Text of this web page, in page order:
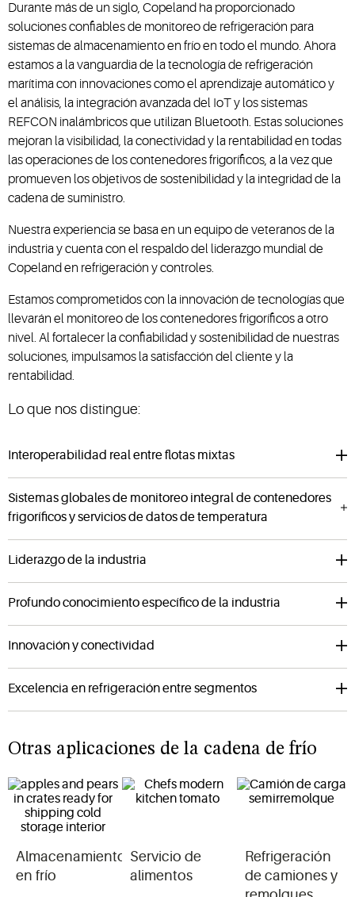
Durante más de un siglo, Copeland ha proporcionado
soluciones confiables de monitoreo de refrigeración para
sistemas de almacenamiento en frío en todo el mundo. Ahora
estamos a la vanguardia de la tecnología de refrigeración
marítima con innovaciones como el aprendizaje automático y
el análisis, la integración avanzada del IoT y los sistemas
REFCON inalámbricos que utilizan Bluetooth. Estas soluciones
mejoran la visibilidad, la conectividad y la rentabilidad en todas
las operaciones de los contenedores frigoríficos, a la vez que
promueven los objetivos de sostenibilidad y la integridad de la
cadena de suministro.
Nuestra experiencia se basa en un equipo de veteranos de la
industria y cuenta con el respaldo del liderazgo mundial de
Copeland en refrigeración y controles.
Estamos comprometidos con la innovación de tecnologías que
llevarán el monitoreo de los contenedores frigoríficos a otro
nivel. Al fortalecer la confiabilidad y sostenibilidad de nuestras
soluciones, impulsamos la satisfacción del cliente y la
rentabilidad.
Lo que nos distingue:
Interoperabilidad real entre flotas mixtas
Sistemas globales de monitoreo integral de contenedores
frigoríficos y servicios de datos de temperatura
Liderazgo de la industria
Profundo conocimiento específico de la industria
Innovación y conectividad
Excelencia en refrigeración entre segmentos
Otras aplicaciones de la cadena de frío
Almacenamiento
en frío
Servicio de
alimentos
Refrigeración
de camiones y